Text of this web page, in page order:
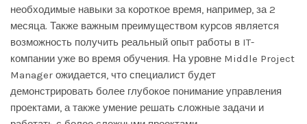
необходимые навыки за короткое время, например, за 2
месяца. Также важным преимуществом курсов является
возможность получить реальный опыт работы в IT-
компании уже во время обучения. На уровне Middle Project
Manager ожидается, что специалист будет
демонстрировать более глубокое понимание управления
проектами, а также умение решать сложные задачи и